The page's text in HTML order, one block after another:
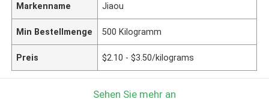
Markenname Jiaou
Min Bestellmenge 500 Kilogramm
Preis $2.10 - $3.50/kilograms
Sehen Sie mehr an